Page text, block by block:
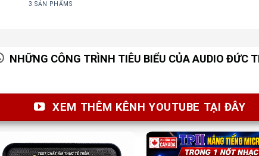
3 SẢN PHẨMS
NHỮNG CÔNG TRÌNH TIÊU BIỂU CỦA AUDIO ĐỨC
XEM THÊM KÊNH YOUTUBE TẠI ĐÂY